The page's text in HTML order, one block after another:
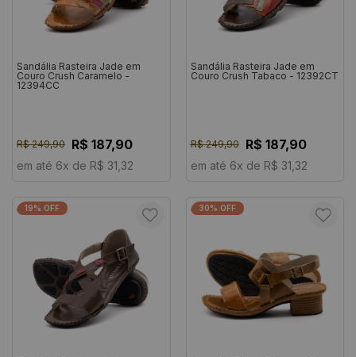
Sandália Rasteira Jade em
Couro Crush Caramelo -
12394CC
R$ 249,90 R$ 187,90
em até 6x de R$ 31,32
Sandália Rasteira Jade em
Couro Crush Tabaco - 12392CT
R$ 249,90 R$ 187,90
em até 6x de R$ 31,32
19% OFF 30% OFF